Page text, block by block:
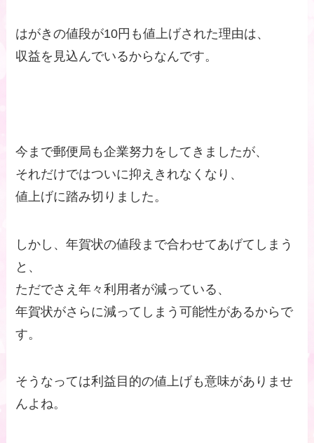
はがきの値段が10円も値上げされた理由は、
収益を見込んでいるからなんです。
今まで郵便局も企業努力をしてきましたが、
それだけではついに抑えきれなくなり、
値上げに踏み切りました。
しかし、年賀状の値段まで合わせてあげてしまう
と、
ただでさえ年々利用者が減っている、
年賀状がさらに減ってしまう可能性があるからで
す。
そうなっては利益目的の値上げも意味がありませ
んよね。